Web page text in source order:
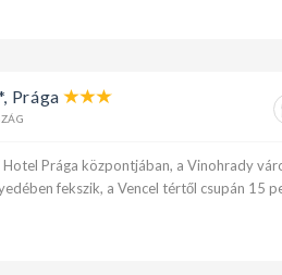
Prága
Hotel Prága központjában, a Vinohrady
fekszik, a Vencel tértől csupán 15